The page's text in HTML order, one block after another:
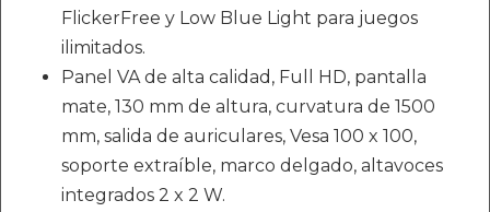
FlickerFree y Low Blue Light para juegos
ilimitados.
Panel VA de alta calidad, Full HD, pantalla
mate, 130 mm de altura, curvatura de 1500
mm, salida de auriculares, Vesa 100 x 100,
soporte extraíble, marco delgado, altavoces
integrados 2 x 2 W.